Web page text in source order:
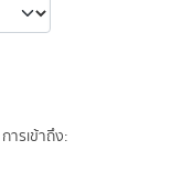
การเข้าถึง: